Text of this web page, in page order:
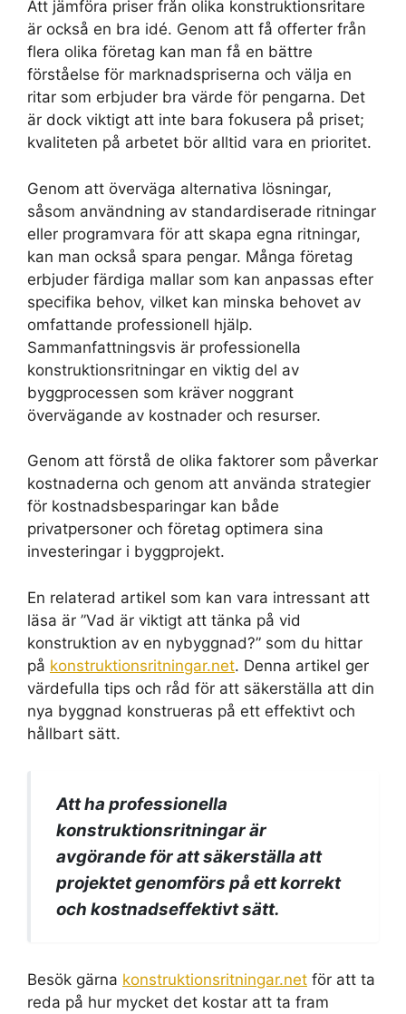
Att jämföra priser från olika konstruktionsritare
är också en bra idé. Genom att få offerter från
flera olika företag kan man få en bättre
förståelse för marknadspriserna och välja en
ritar som erbjuder bra värde för pengarna. Det
är dock viktigt att inte bara fokusera på priset;
kvaliteten på arbetet bör alltid vara en prioritet.
Genom att överväga alternativa lösningar,
såsom användning av standardiserade ritningar
eller programvara för att skapa egna ritningar,
kan man också spara pengar. Många företag
erbjuder färdiga mallar som kan anpassas efter
specifika behov, vilket kan minska behovet av
omfattande professionell hjälp.
Sammanfattningsvis är professionella
konstruktionsritningar en viktig del av
byggprocessen som kräver noggrant
övervägande av kostnader och resurser.
Genom att förstå de olika faktorer som påverkar
kostnaderna och genom att använda strategier
för kostnadsbesparingar kan både
privatpersoner och företag optimera sina
investeringar i byggprojekt.
En relaterad artikel som kan vara intressant att
läsa är ”Vad är viktigt att tänka på vid
konstruktion av en nybyggnad?” som du hittar
på konstruktionsritningar.net. Denna artikel ger
värdefulla tips och råd för att säkerställa att din
nya byggnad konstrueras på ett effektivt och
hållbart sätt.
Att ha professionella
konstruktionsritningar är
avgörande för att säkerställa att
projektet genomförs på ett korrekt
och kostnadseffektivt sätt.
Besök gärna konstruktionsritningar.net för att ta
reda på hur mycket det kostar att ta fram